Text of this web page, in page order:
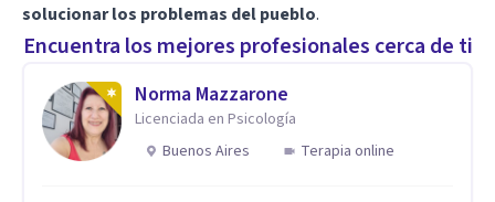
solucionar los problemas del pueblo.
Encuentra los mejores profesionales cerca de ti
Norma Mazzarone
Licenciada en Psicología
Buenos Aires
Terapia online